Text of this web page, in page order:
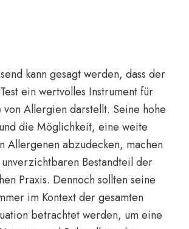
kann gesagt werden, dass der
ein wertvolles Instrument für
Allergien darstellt. Seine hohe
die Möglichkeit, eine weite
Allergenen abzudecken, machen
Bestandteil der
Praxis. Dennoch sollten seine
im Kontext der gesamten
betrachtet werden, um eine